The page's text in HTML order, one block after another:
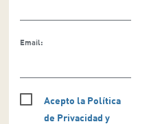
Email:
Acepto la Política
de Privacidad y